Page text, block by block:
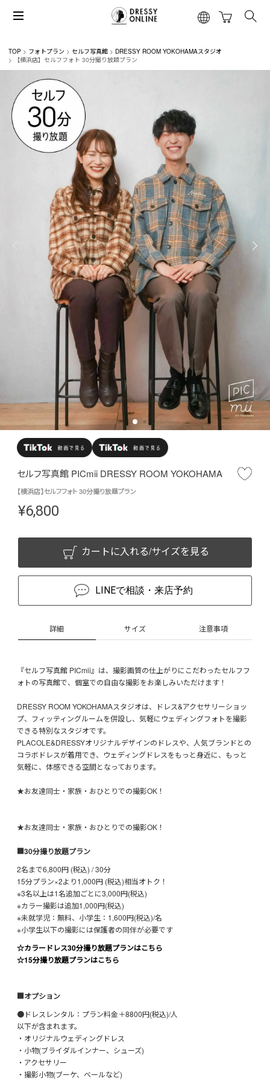
TOP フォトプラン セルフ写真館
DRESSY ROOM YOKOHAMAスタジオ
【横浜店】セルフフォト 30分撮り放題プラン
セルフ写真館 PICmii DRESSY ROOM YOKOHAMA
【横浜店】セルフフォト 30分撮り放題プラン
¥6,800
カートに入れる/サイズを見る
LINEで相談・来店予約
詳細 サイズ 注意事項
『セルフ写真館 PICmii』は、撮影画質の仕上がりにこだわったセルフフ
ォトの写真館で、個室での自由な撮影をお楽しみいただけます！
DRESSY ROOM YOKOHAMAスタジオは、ドレス&アクセサリーショッ
プ、フィッティングルームを併設し、気軽にウェディングフォトを撮影
できる特別なスタジオです。
PLACOLE&DRESSYオリジナルデザインのドレスや、人気ブランドとの
コラボドレスが着用でき、ウェディングドレスをもっと身近に、もっと
気軽に、体感できる空間となっております。
★お友達同士・家族・おひとりでの撮影OK！
★お友達同士・家族・おひとりでの撮影OK！
■30分撮り放題プラン
2名まで6,800円 (税込) / 30分
15分プラン×2より1,000円 (税込)相当オトク！
※3名以上は1名追加ごとに3,000円(税込)
※カラー撮影は追加1,000円(税込)
※未就学児：無料、小学生：1,600円(税込)/名
※小学生以下の撮影には保護者の同伴が必要です
☆カラードレス30分撮り放題プランはこちら
☆15分撮り放題プランはこちら
■オプション
●ドレスレンタル：プラン料金＋8800円(税込)/人
以下が含まれます。
・オリジナルウェディングドレス
・小物(ブライダルインナー、シューズ)
・アクセサリー
・撮影小物(ブーケ、ベールなど)